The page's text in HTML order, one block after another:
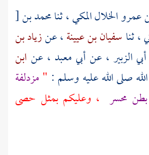
عمرو الخلال المكي، ثنامحمد بن[
، ثنا سفيان بن عيينة، عنزياد بن
أبي الزبير ، عنأبي معبد ، عن ابن
صلى الله عليه وسلم : "مزدلفة
بطن محسر ، وعليكم بمثل حصى